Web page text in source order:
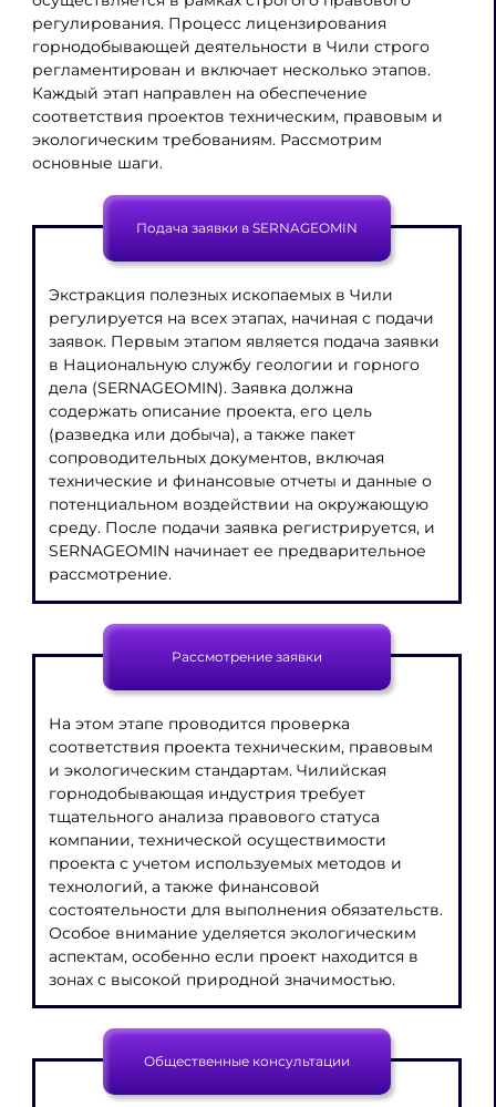
регулирования. Процесс лицензирования
горнодобывающей деятельности в Чили строго
регламентирован и включает несколько этапов.
Каждый этап направлен на обеспечение
соответствия проектов техническим, правовым и
экологическим требованиям. Рассмотрим
основные шаги.
Подача заявки в SERNAGEOMIN
Экстракция полезных ископаемых в Чили
регулируется на всех этапах, начиная с подачи
заявок. Первым этапом является подача заявки
в Национальную службу геологии и горного
дела (SERNAGEOMIN). Заявка должна
содержать описание проекта, его цель
(разведка или добыча), а также пакет
сопроводительных документов, включая
технические и финансовые отчеты и данные о
потенциальном воздействии на окружающую
среду. После подачи заявка регистрируется, и
SERNAGEOMIN начинает ее предварительное
рассмотрение.
Рассмотрение заявки
На этом этапе проводится проверка
соответствия проекта техническим, правовым
и экологическим стандартам. Чилийская
горнодобывающая индустрия требует
тщательного анализа правового статуса
компании, технической осуществимости
проекта с учетом используемых методов и
технологий, а также финансовой
состоятельности для выполнения обязательств.
Особое внимание уделяется экологическим
аспектам, особенно если проект находится в
зонах с высокой природной значимостью.
Общественные консультации